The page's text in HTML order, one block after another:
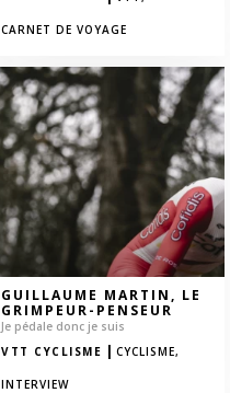
CARNET DE VOYAGE
GUILLAUME MARTIN, LE
GRIMPEUR-PENSEUR
Je pédale donc je suis
VTT CYCLISME | CYCLISME,
INTERVIEW